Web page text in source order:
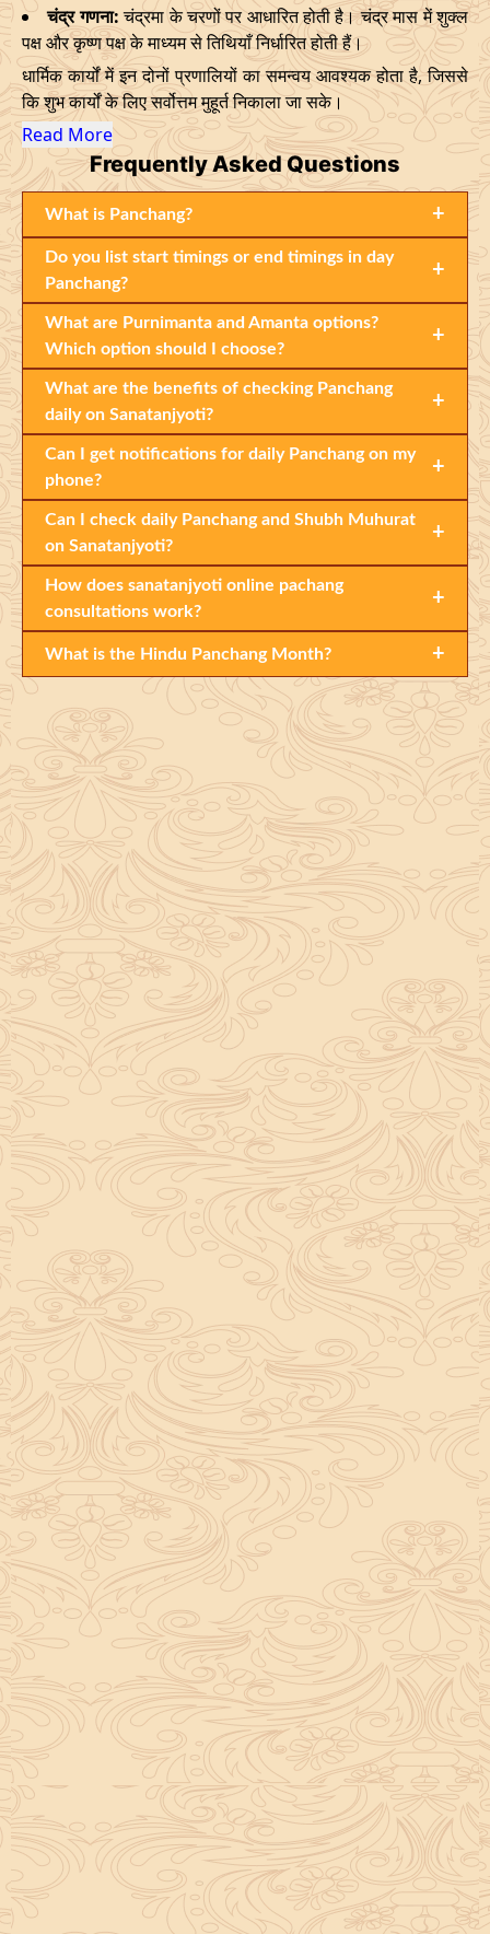
चंद्र गणना:चंद्रमा के चरणों पर आधारित होती है। चंद्र मास में शुक्ल
पक्ष और कृष्ण पक्ष के माध्यम से तिथियाँ निर्धारित होती हैं।
धार्मिक कार्यों में इन दोनों प्रणालियों का समन्वय आवश्यक होता है, जिससे
कि शुभ कार्यों के लिए सर्वोत्तम मुहूर्त निकाला जा सके।
Read More
FrequentlyAsked Questions
What is Panchang? +
Do you list start timings or end timings in day
Panchang?
+
What are Purnimanta and Amanta options?
Which option should I choose?
+
What are the benefits of checking Panchang
daily on Sanatanjyoti?
+
Can I get notifications for daily Panchang on my
phone?
+
Can I check daily Panchang and Shubh Muhurat
on Sanatanjyoti?
+
How does sanatanjyoti online pachang
consultations work?
+
What is the Hindu Panchang Month? +